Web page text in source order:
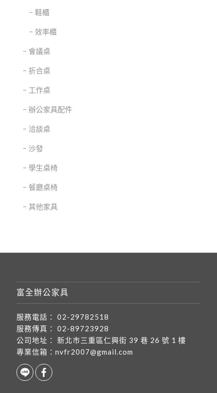
鞋櫃
效率櫃
會議桌
折合桌
工作桌
辦公家具配件
洽談桌
沙發
學生桌椅
餐廳桌椅
其他家具
富全辦公家具
服務電話：
02-29782518
服務傳真：
02-89723928
公司地址：
新北市三重區仁興街 39 巷 26 號 1 樓
專業信箱： nvfr2007@gmail.com